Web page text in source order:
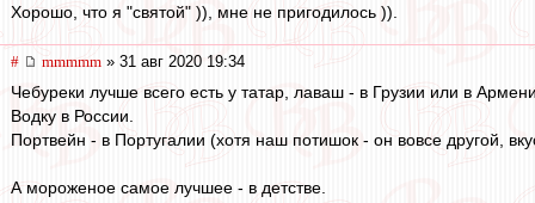
Хорошо, что я "святой" )), мне не пригодилось )).
# mmmmm » 31 авг 2020 19:34
Чебуреки лучше всего есть у татар, лаваш - в Грузии или в
Водку в России.
Портвейн - в Португалии (хотя наш потишок - он вовсе другой,
А мороженое самое лучшее - в детстве.